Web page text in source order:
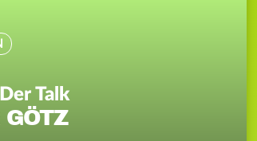
Talk